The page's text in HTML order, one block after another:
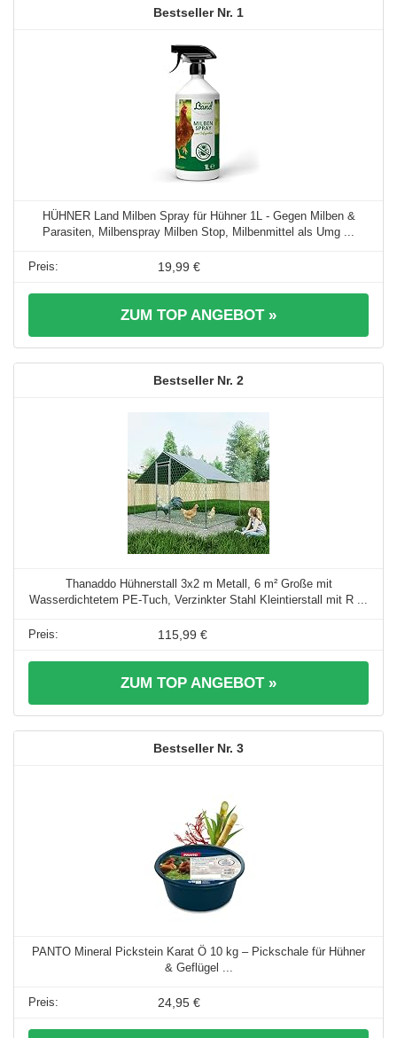
1
HÜHNER Land Milben Spray für Hühner 1L - Gegen Milben &
Parasiten, Milbenspray Milben Stop, Milbenmittel als Umg ...
19,99 €
ZUM TOP ANGEBOT »
2
Thanaddo Hühnerstall 3x2 m Metall, 6 m² Große mit
Wasserdichtetem PE-Tuch, Verzinkter Stahl Kleintierstall mit R ...
115,99 €
ZUM TOP ANGEBOT »
3
PANTO Mineral Pickstein Karat Ö 10 kg – Pickschale für Hühner
& Geflügel ...
24,95 €